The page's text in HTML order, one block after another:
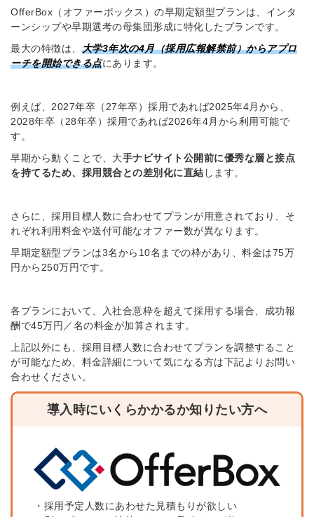
OfferBox（オファーボックス）の早期定額型プランは、インタ
ーンシップや早期選考の母集団形成に特化したプランです。
最大の特徴は、 大学3年次の4月（採用広報解禁前）からアプロ
ーチを開始できる点にあります。
例えば、2027年卒（27年卒）採用であれば2025年4月から、
2028年卒（28年卒）採用であれば2026年4月から利用可能で
す。
早期から動くことで、大手ナビサイト公開前に優秀な層と接点
を持てるため、採用競合との差別化に直結 します。
さらに、採用目標人数に合わせてプランが用意されており、そ
れぞれ利用料金や送付可能なオファー数が異なります。
早期定額型プランは3名から10名までの枠があり、料金は75万
円から250万円です。
各プランにおいて、入社合意枠を超えて採用する場合、成功報
酬で45万円／名の料金が加算されます。
上記以外にも、採用目標人数に合わせてプランを調整すること
が可能なため、料金詳細について気になる方は下記よりお問い
合わせください。
導入時にいくらかかるか知りたい方へ
・採用予定人数にあわせた見積もりが欲しい